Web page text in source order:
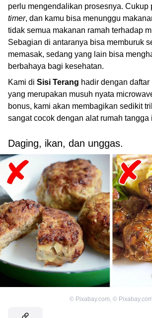
perlu mengendalikan prosesnya. Cukup
timer, dan kamu bisa menunggu
tidak semua makanan ramah terhadap
Sebagian di antaranya bisa memburuk
memasak, sedang yang lain bisa
berbahaya bagi kesehatan.
Kami di Sisi Terang hadir dengan
yang merupakan musuh nyata
bonus, kami akan membagikan sedikit
sangat cocok dengan alat rumah tangga
Daging, ikan, dan unggas.
© Pixabay.com © Pixabay.com